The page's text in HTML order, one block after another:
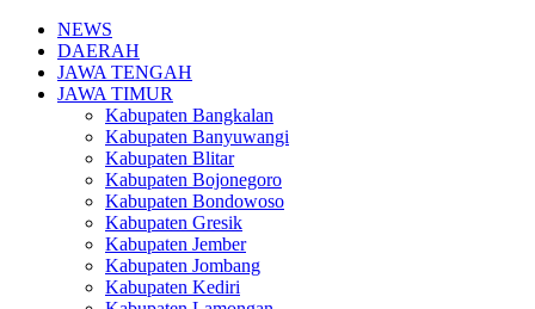
NEWS
DAERAH
JAWA TENGAH
JAWA TIMUR
Kabupaten Bangkalan
Kabupaten Banyuwangi
Kabupaten Blitar
Kabupaten Bojonegoro
Kabupaten Bondowoso
Kabupaten Gresik
Kabupaten Jember
Kabupaten Jombang
Kabupaten Kediri